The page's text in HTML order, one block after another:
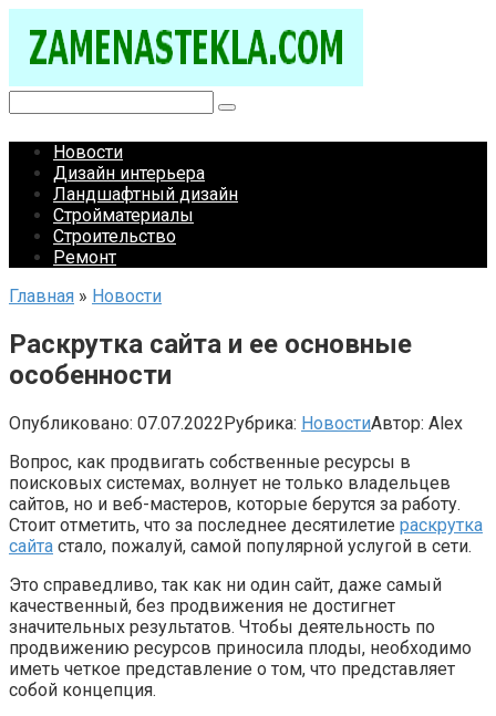
контенту
Новости
Дизайн интерьера
Ландшафтный дизайн
Стройматериалы
Строительство
Ремонт
Главная » Новости
Раскрутка сайта и ее основные
особенности
Опубликовано: 07.07.2022Рубрика: НовостиАвтор: Alex
Вопрос, как продвигать собственные ресурсы в
поисковых системах, волнует не только владельцев
сайтов, но и веб-мастеров, которые берутся за работу.
Стоит отметить, что за последнее десятилетие раскрутка
сайта стало, пожалуй, самой популярной услугой в сети.
Это справедливо, так как ни один сайт, даже самый
качественный, без продвижения не достигнет
значительных результатов. Чтобы деятельность по
продвижению ресурсов приносила плоды, необходимо
иметь четкое представление о том, что представляет
собой концепция.